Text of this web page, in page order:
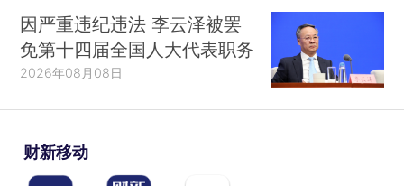
因严重违纪违法 李云泽被罢
免第十四届全国人大代表职务
2026年08月08日
财新移动